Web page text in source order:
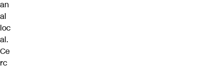
an
al
loc
al.
Ce
rc